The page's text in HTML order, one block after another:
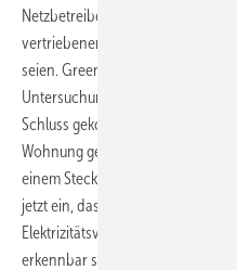
Netzbetreiber den Anschluss der
vertriebenen Plug-in-Module
seien. Greenpeace Energy
Untersuchungen genau zu diesen
Schluss gekommen, dass eine
Wohnung genügend
einem Steckermodul aufnehmen
jetzt ein, dass schädliche oder
Elektrizitätsversorgungsnetz bei
erkennbar seien. Unterhalb der